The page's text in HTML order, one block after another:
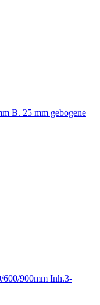
B. 25 mm gebogene
600/900mm Inh.3-